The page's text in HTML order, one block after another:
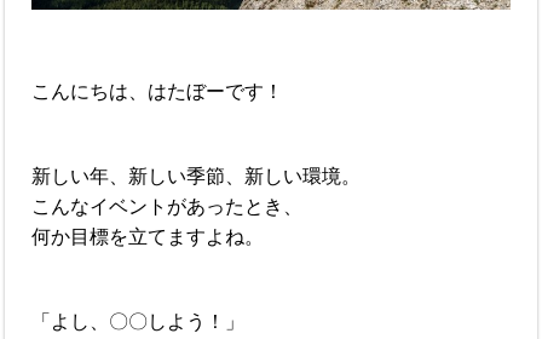
こんにちは、はたぼーです！
新しい年、新しい季節、新しい環境。
こんなイベントがあったとき、
何か目標を立てますよね。
「よし、〇〇しよう！」